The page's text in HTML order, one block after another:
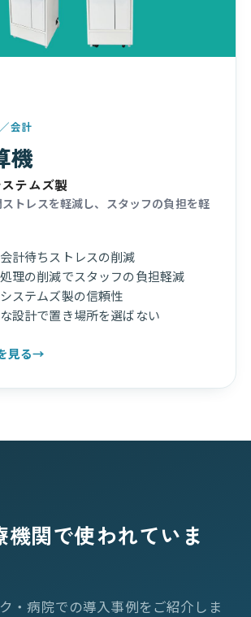
会計
機
テムズ製
トレスを軽減し、スタッフの負担を軽
計待ちストレスの削減
理の削減でスタッフの負担軽減
ステムズ製の信頼性
設計で置き場所を選ばない
見る→
機関で使われていま
・病院での導入事例をご紹介しま